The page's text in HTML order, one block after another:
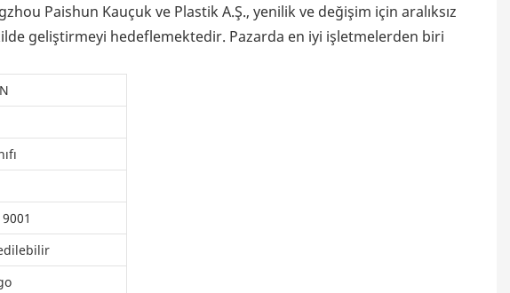
Paishun Kauçuk ve Plastik A.Ş., yenilik ve değişim için aralıksız
geliştirmeyi hedeflemektedir. Pazarda en iyi işletmelerden biri